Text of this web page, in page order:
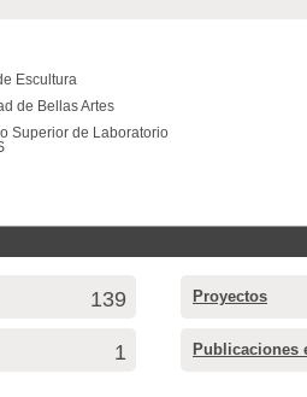
Escultura
de Bellas Artes
Superior de Laboratorio
139 Proyectos
1 Publicaciones